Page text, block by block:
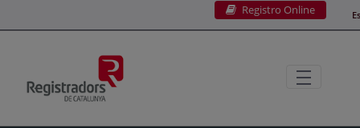
Registro Online